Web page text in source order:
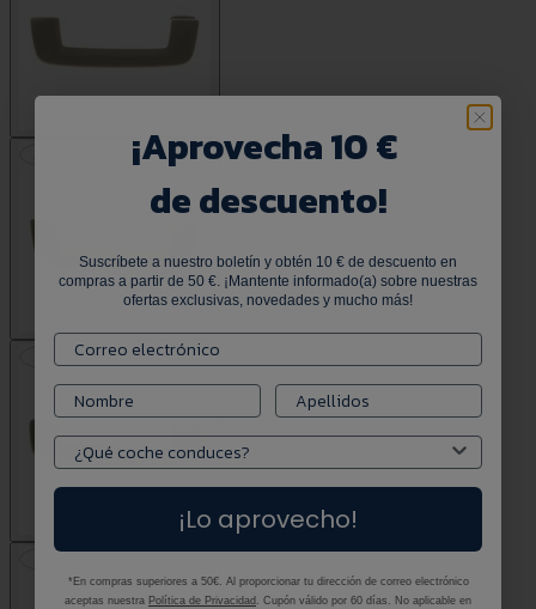
¡Aprovecha 10 €
de descuento!
Suscríbete a nuestro boletín y obtén 10 € de descuento en
compras a partir de 50 €. ¡Mantente informado(a) sobre nuestras
ofertas exclusivas, novedades y mucho más!
¡Lo aprovecho!
*En compras superiores a 50€. Al proporcionar tu dirección de correo electrónico
aceptas nuestra Política de Privacidad . Cupón válido por 60 días. No aplicable en